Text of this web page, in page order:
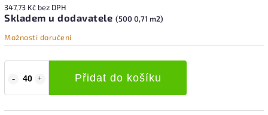
347,73 Kč bez DPH
Skladem u dodavatele (500 0,71 m2)
Možnosti doručení
Přidat do košíku